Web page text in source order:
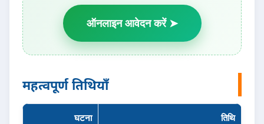
ऑनलाइन आवेदन करें ➤
महत्वपूर्ण तिथियाँ
घटना तिथि